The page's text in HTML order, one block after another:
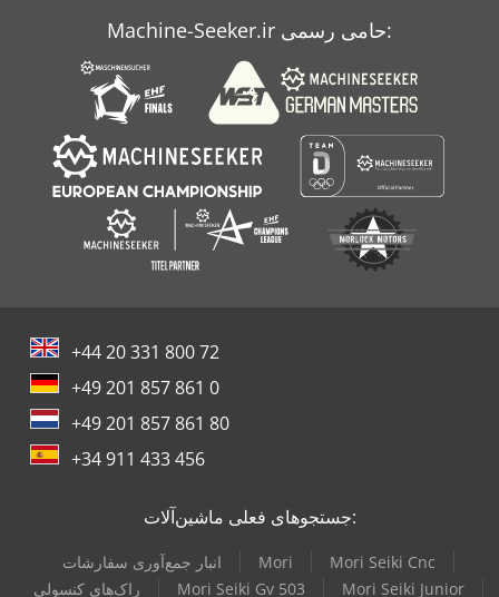
فن Piller
Machine-Seeker.ir حامی رسمی:
+44 20 331 800 72
+49 201 857 861 0
+49 201 857 861 80
+34 911 433 456
جستجوهای فعلی ماشین‌آلات:
انبار جمع‌آوری سفارشات Mori
Mori Seiki Cnc
راک‌های کنسولی
Mori Seiki Gv 503
Mori Seiki Junior